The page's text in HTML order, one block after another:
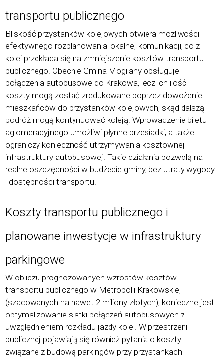
transportu publicznego
Bliskość przystanków kolejowych otwiera możliwości
efektywnego rozplanowania lokalnej komunikacji, co z
kolei przekłada się na zmniejszenie kosztów transportu
publicznego. Obecnie Gmina Mogilany obsługuje
połączenia autobusowe do Krakowa, lecz ich ilość i
koszty mogą zostać zredukowane poprzez dowożenie
mieszkańców do przystanków kolejowych, skąd dalszą
podróż mogą kontynuować koleją. Wprowadzenie biletu
aglomeracyjnego umożliwi płynne przesiadki, a także
ograniczy konieczność utrzymywania kosztownej
infrastruktury autobusowej. Takie działania pozwolą na
realne oszczędności w budżecie gminy, bez utraty wygody
i dostępności transportu.
Koszty transportu publicznego i
planowane inwestycje w infrastruktury
parkingowe
W obliczu prognozowanych wzrostów kosztów
transportu publicznego w Metropolii Krakowskiej
(szacowanych na nawet 2 miliony złotych), konieczne jest
optymalizowanie siatki połączeń autobusowych z
uwzględnieniem rozkładu jazdy kolei. W przestrzeni
publicznej pojawiają się również pytania o koszty
związane z budową parkingów przy przystankach